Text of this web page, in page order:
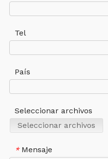
Tel
País
Seleccionar archivos
Seleccionar archivos
* Mensaje